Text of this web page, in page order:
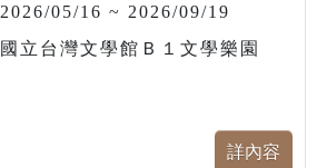
2026/05/16 ~ 2026/09/19
國立台灣文學館Ｂ１文學樂園